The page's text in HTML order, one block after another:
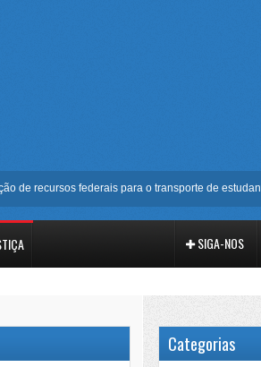
federais para o transporte de estudantes
SIGA-NOS
Categorias